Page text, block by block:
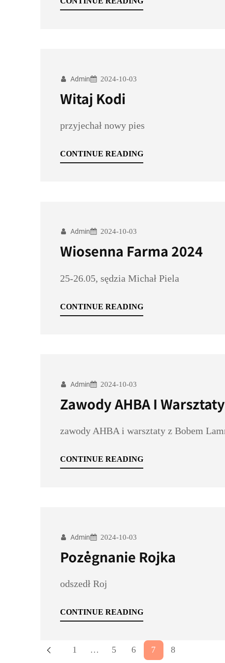
Admin 2024-10-03
Witaj Kodi
przyjechał nowy pies
CONTINUE READING
Admin 2024-10-03
Wiosenna Farma 2024
25-26.05, sędzia Michał Piela
CONTINUE READING
Admin 2024-10-03
Zawody AHBA I
zawody AHBA i warsztaty z Bobem
CONTINUE READING
Admin 2024-10-03
Pożegnanie Rojka
odszedł Roj
CONTINUE READING
1 … 5 6 7 8